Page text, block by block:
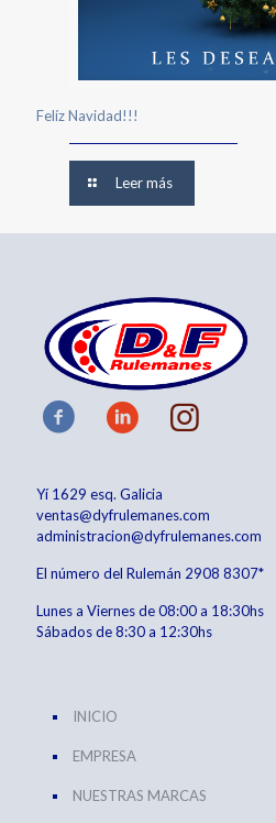
Felíz Navidad!!!
Leer más
Yí 1629 esq. Galicia
ventas@dyfrulemanes.com
administracion@dyfrulemanes.com
El número del Rulemán 2908 8307*
Lunes a Viernes de 08:00 a 18:30hs
Sábados de 8:30 a 12:30hs
INICIO
EMPRESA
NUESTRAS MARCAS